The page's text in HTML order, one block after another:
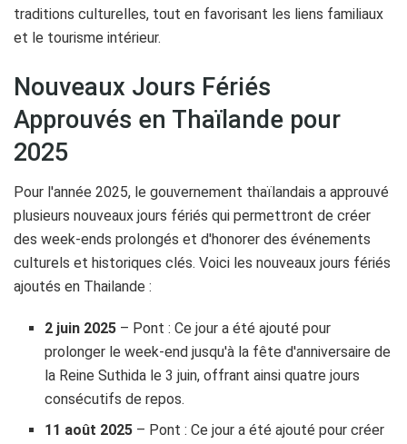
traditions culturelles, tout en favorisant les liens familiaux
et le tourisme intérieur.
Nouveaux Jours Fériés
Approuvés en Thaïlande pour
2025
Pour l'année 2025, le gouvernement thaïlandais a approuvé
plusieurs nouveaux jours fériés qui permettront de créer
des week-ends prolongés et d'honorer des événements
culturels et historiques clés. Voici les nouveaux jours fériés
ajoutés en Thailande :
2 juin 2025 – Pont : Ce jour a été ajouté pour
prolonger le week-end jusqu'à la fête d'anniversaire de
la Reine Suthida le 3 juin, offrant ainsi quatre jours
consécutifs de repos.
11 août 2025 – Pont : Ce jour a été ajouté pour créer